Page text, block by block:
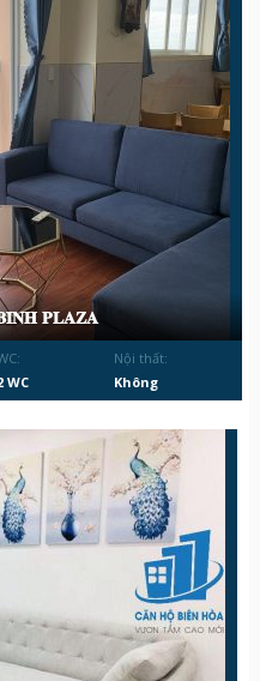
𝐏𝐋𝐀𝐙𝐀
WC
Nội thất:
Không